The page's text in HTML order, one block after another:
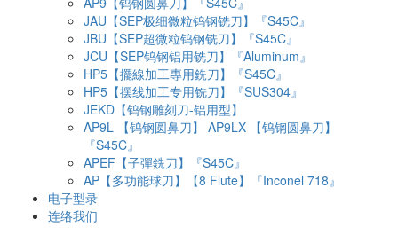
JAU【SEP极细微粒钨钢铣刀】『S45C』
JBU【SEP超微粒钨钢铣刀】『S45C』
JCU【SEP钨钢铝用铣刀】『Aluminum』
HP5【擺線加工專用銑刀】『S45C』
HP5【摆线加工专用铣刀】『SUS304』
JEKD【钨钢雕刻刀-铝用型】
AP9L 【钨钢圆鼻刀】 AP9LX 【钨钢圆鼻刀】
『S45C』
APEF【子彈銑刀】『S45C』
AP【多功能球刀】【8 Flute】『Inconel 718』
电子型录
连络我们